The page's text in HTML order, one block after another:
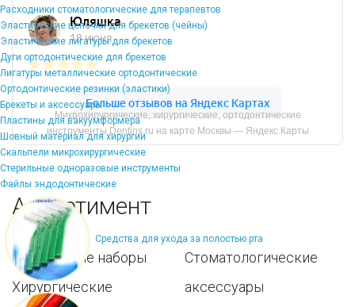
Расходники стоматологические для терапевтов
Эластические цепочки для брекетов (чейны)
Эластические лигатуры для брекетов
Дуги ортодонтические для брекетов
Лигатуры металлические ортодонтические
Ортодонтические резинки (эластики)
Брекеты и аксессуары
Пластины для вакуумформера
Шовный материал для хирургии
Скальпели микрохирургические
Стерильные одноразовые инструменты
Файлы эндодонтические
Средства для ухода за полостью рта
Микрохирургические, хирургические, ортодонтические
инструменты Dentins.ru на карте Москвы — Яндекс.Карты
Ассортимент
Популярные наборы
Хирургические
Стоматологические
аксессуары